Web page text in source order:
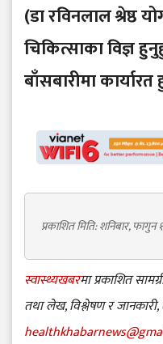
(डा रविनलाल श्रेष्ठ
चिकित्साका विज्ञ
बाँसबारीमा
प्रकाशित मिति: शनिबार,
स्वास्थ्यखबरमा प्रकाशित
तथा लेख, विश्लेषण र जानकारी,